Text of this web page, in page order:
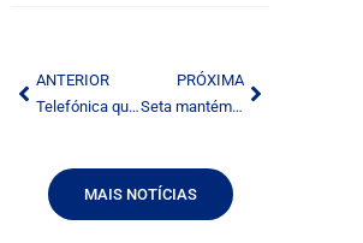
ANTERIOR
Telefónica quer acordo com provedores de conteúdo
PRÓXIMA
Seta mantém Annenberg na presidência
MAIS NOTÍCIAS